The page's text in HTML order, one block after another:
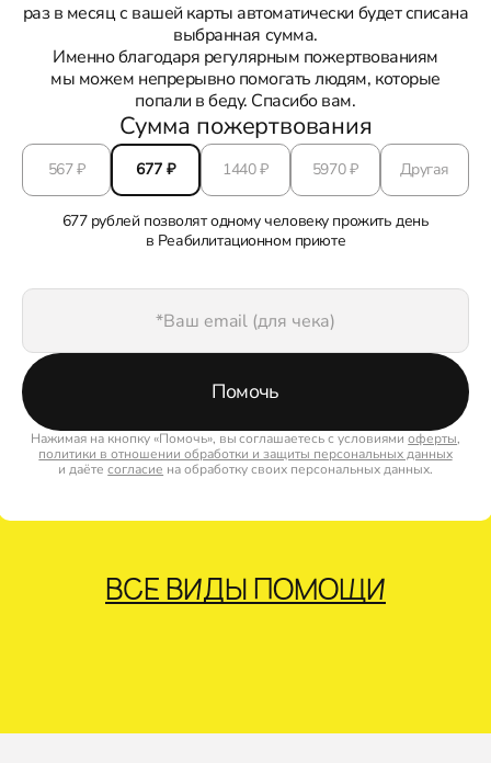
ВСЕ ВИДЫ ПОМОЩИ
раз в месяц с вашей карты автоматически будет списана
выбранная сумма.
Именно благодаря регулярным пожертвованиям
мы можем непрерывно помогать людям, которые
попали в беду. Спасибо вам.
Сумма пожертвования
567₽ 677₽ 1440₽ 5970₽ Другая
677 рублей позволят одному человеку прожить день
в Реабилитационном приюте
Помочь
Нажимая на кнопку «Помочь», вы соглашаетесь с условиямиоферты,
политики в отношении обработки и защиты персональных данных
и даётесогласие на обработку своих персональных данных.